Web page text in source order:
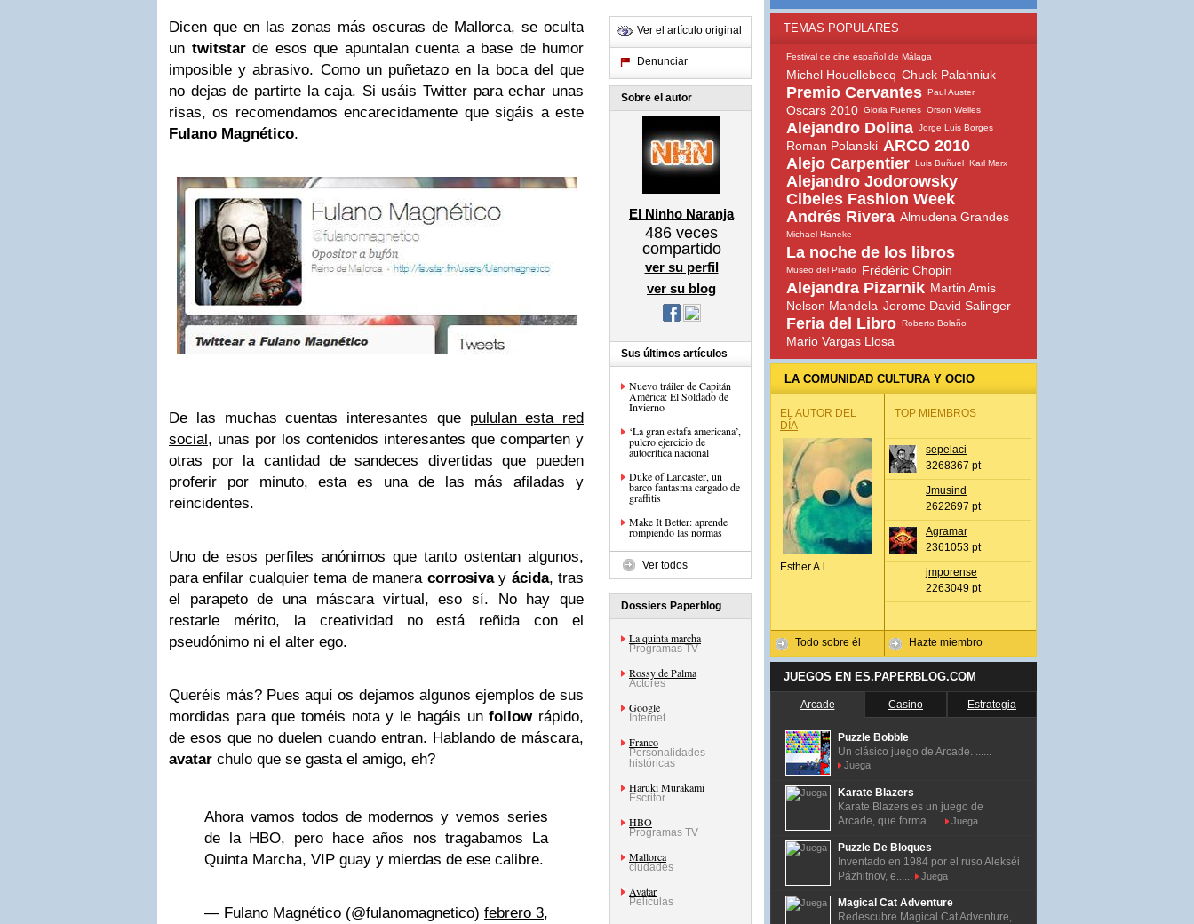
Dicen que en las zonas más oscuras de Mallorca, se oculta
un twitstarde esos que apuntalan cuenta a base de humor
imposible y abrasivo. Como un puñetazo en la boca del que
no dejas de partirte la caja. Si usáis Twitter para echar unas
risas, os recomendamos encarecidamente que sigáis a este
Fulano Magnético.
De las muchas cuentas interesantes que pululan esta red
social, unas por los contenidos interesantes que comparten y
otras por la cantidad de sandeces divertidas que pueden
proferir por minuto, esta es una de las más afiladas y
reincidentes.
Uno de esos perfiles anónimos que tanto ostentan algunos,
para enfilar cualquier tema de manera corrosivay ácida, tras
el parapeto de una máscara virtual, eso sí. No hay que
restarle mérito, la creatividad no está reñida con el
pseudónimo ni el alter ego.
Queréis más? Pues aquí os dejamos algunos ejemplos de sus
mordidas para que toméis nota y le hagáis unfollowrápido,
de esos que no duelen cuando entran. Hablando de máscara,
avatar chulo que se gasta el amigo, eh?
Ahora vamos todos de modernos y vemos series
de la HBO, pero hace años nos tragabamos La
Quinta Marcha, VIP guay y mierdas de ese calibre.
— Fulano Magnético (@fulanomagnetico) febrero 3,
Ver el artículo original
Denunciar
Sobre el autor
El Ninho Naranja
486 veces
compartido
ver su perfil
ver su blog
Sus últimos artículos
Nuevo tráiler de Capitán
América: El Soldado de
Invierno
‘La gran estafa americana’,
pulcro ejercicio de
autocrítica nacional
Duke of Lancaster, un
barco fantasma cargado de
graffitis
Make It Better: aprende
rompiendo las normas
Ver todos
Dossiers Paperblog
La quinta marcha
Programas TV
Rossy de Palma
Actores
Google
Internet
Franco
Personalidades
históricas
Haruki Murakami
Escritor
HBO
Programas TV
Mallorca
ciudades
Avatar
Películas
TEMAS POPULARES
Festival de cine español de Málaga
Michel Houellebecq Chuck Palahniuk
Premio Cervantes Paul Auster
Oscars 2010 Gloria Fuertes Orson Welles
Alejandro Dolina Jorge Luis Borges
Roman Polanski ARCO 2010
Alejo Carpentier Luis Buñuel Karl Marx
Alejandro Jodorowsky
Cibeles Fashion Week
Andrés Rivera Almudena Grandes
Michael Haneke
La noche de los libros
Museo del Prado Frédéric Chopin
Alejandra Pizarnik Martin Amis
Nelson Mandela Jerome David Salinger
Feria del Libro Roberto Bolaño
Mario Vargas Llosa
LA COMUNIDAD CULTURA Y OCIO
EL AUTOR DEL
DÍA
Esther A.l.
Todo sobre él
TOP MIEMBROS
sepelaci
3268367 pt
Jmusind
2622697 pt
Agramar
2361053 pt
jmporense
2263049 pt
Hazte miembro
JUEGOS EN ES.PAPERBLOG.COM
Arcade Casino Estrategia
Puzzle Bobble
Un clásico juego de Arcade. ......
Juega
Karate Blazers
Karate Blazers es un juego de
Arcade, que forma......
Juega
Puzzle De Bloques
Inventado en 1984 por el ruso Alekséi
Pázhitnov, e......
Juega
Magical Cat Adventure
Redescubre Magical Cat Adventure,